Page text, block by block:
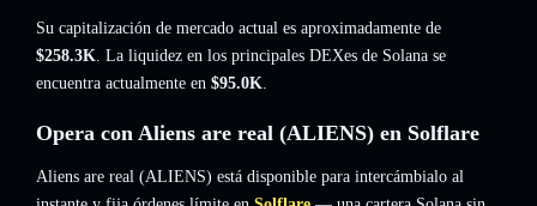
Su capitalización de mercado actual es aproximadamente de
$258.3K. La liquidez en los principales DEXes de Solana se
encuentra actualmente en $95.0K.
Opera con Aliens are real (ALIENS) en Solflare
Aliens are real (ALIENS) está disponible para intercámbialo al